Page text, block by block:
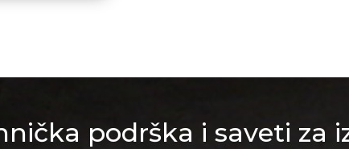
podrška i saveti za